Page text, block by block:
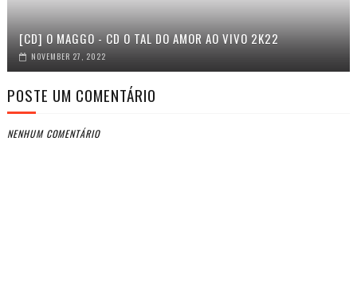
[CD] O MAGGO - CD O TAL DO AMOR AO VIVO 2K22
NOVEMBER 27, 2022
POSTE UM COMENTÁRIO
NENHUM COMENTÁRIO